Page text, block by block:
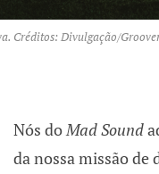
Créditos: Divulgação/
Nós do Mad Sound
da nossa missão de